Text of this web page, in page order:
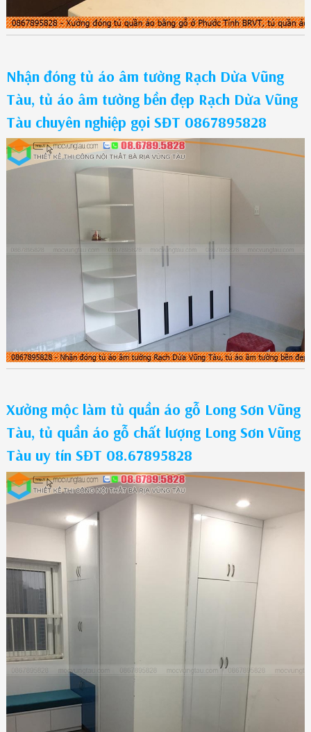
Nhận đóng tủ áo âm tường Rạch Dừa Vũng
Tàu, tủ áo âm tường bền đẹp Rạch Dừa Vũng
Tàu chuyên nghiệp gọi SĐT 0867895828
Xưởng mộc làm tủ quần áo gỗ Long Sơn Vũng
Tàu, tủ quần áo gỗ chất lượng Long Sơn Vũng
Tàu uy tín SĐT 08.67895828